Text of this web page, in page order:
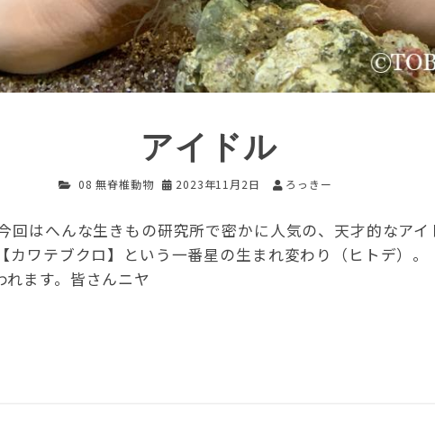
アイドル
08 無脊椎動物 2023年11月2日 ろっきー
回はへんな生きもの研究所で密かに人気の、天才的なア
カワテブクロ】という一番星の生まれ変わり（ヒトデ）。
れます。皆さんニヤ